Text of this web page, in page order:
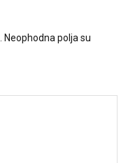
Neophodna polja su